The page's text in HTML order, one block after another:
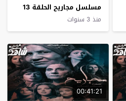
مسلسل مجاريح الحلقة 13
منذ 3 سنوات
00:41:21